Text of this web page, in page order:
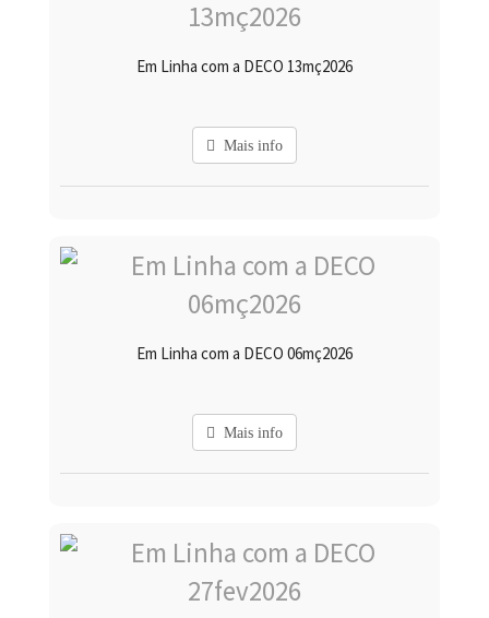
Em Linha com a DECO 13mç2026
Mais info
Em Linha com a DECO 06mç2026
Mais info